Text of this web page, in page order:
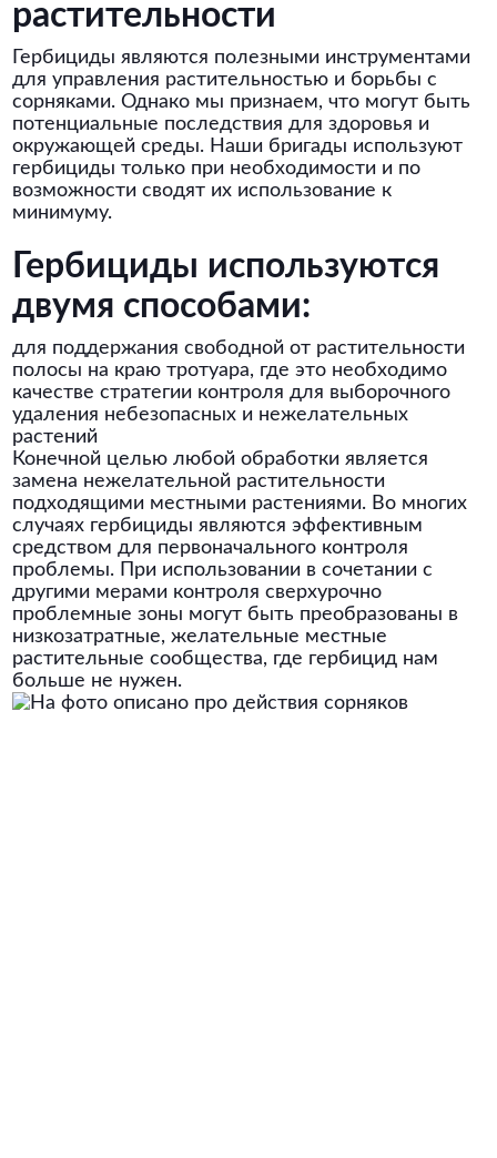
растительности
Гербициды являются полезными инструментами
для управления растительностью и борьбы с
сорняками. Однако мы признаем, что могут быть
потенциальные последствия для здоровья и
окружающей среды. Наши бригады используют
гербициды только при необходимости и по
возможности сводят их использование к
минимуму.
Гербициды используются
двумя способами:
для поддержания свободной от растительности
полосы на краю тротуара, где это необходимо
качестве стратегии контроля для выборочного
удаления небезопасных и нежелательных
растений
Конечной целью любой обработки является
замена нежелательной растительности
подходящими местными растениями. Во многих
случаях гербициды являются эффективным
средством для первоначального контроля
проблемы. При использовании в сочетании с
другими мерами контроля сверхурочно
проблемные зоны могут быть преобразованы в
низкозатратные, желательные местные
растительные сообщества, где гербицид нам
больше не нужен.